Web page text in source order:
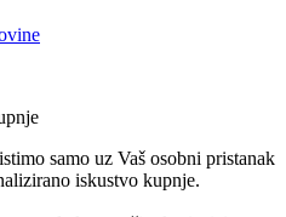
samo uz Vaš osobni pristanak
iskustvo kupnje.